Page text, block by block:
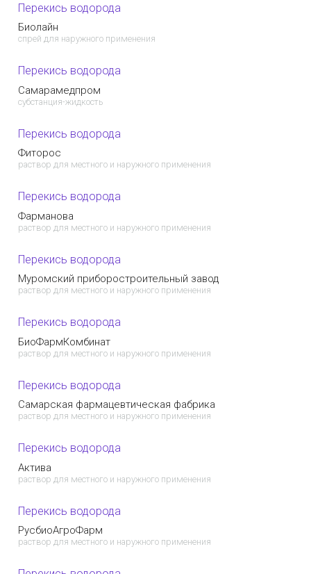
Перекись водорода
Биолайн
спрей для наружного применения
Перекись водорода
Самарамедпром
субстанция-жидкость
Перекись водорода
Фиторос
раствор для местного и наружного применения
Перекись водорода
Фарманова
раствор для местного и наружного применения
Перекись водорода
Муромский приборостроительный завод
раствор для местного и наружного применения
Перекись водорода
БиоФармКомбинат
раствор для местного и наружного применения
Перекись водорода
Самарская фармацевтическая фабрика
раствор для местного и наружного применения
Перекись водорода
Актива
раствор для местного и наружного применения
Перекись водорода
РусбиоАгроФарм
раствор для местного и наружного применения